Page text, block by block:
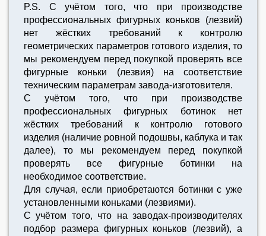
P.S. C учётом того, что при производстве
профессиональных фигурных коньков (лезвий)
нет жёстких требований к контролю
геометрических параметров готового изделия, то
мы рекомендуем перед покупкой проверять все
фигурные коньки (лезвия) на соответствие
техническим параметрам завода-изготовителя.
C учётом того, что при производстве
профессиональных фигурных ботинок нет
жёстких требований к контролю готового
изделия (наличие ровной подошвы, каблука и так
далее), то мы рекомендуем перед покупкой
проверять все фигурные ботинки на
необходимое соответствие.
Для случая, если приобретаются ботинки с уже
установленными коньками (лезвиями).
С учётом того, что на заводах-производителях
подбор размера фигурных коньков (лезвий), а